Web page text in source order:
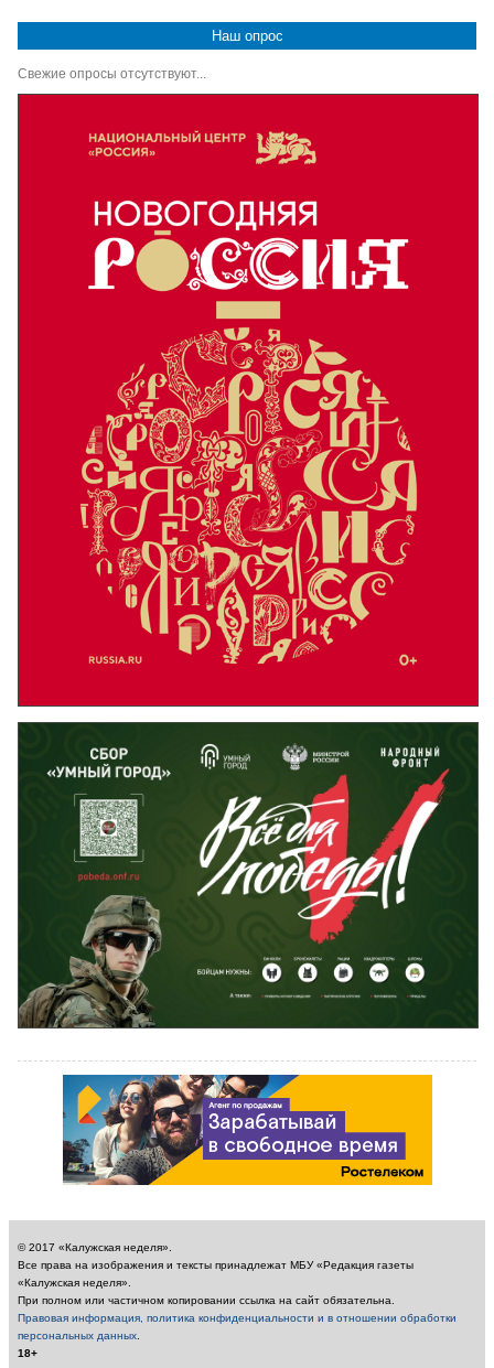
Наш опрос
Свежие опросы отсутствуют...
© 2017 «Калужская неделя».
Все права на изображения и тексты принадлежат МБУ «Редакция газеты
«Калужская неделя».
При полном или частичном копировании ссылка на сайт обязательна.
Правовая информация, политика конфиденциальности и в отношении обработки
персональных данных
18+